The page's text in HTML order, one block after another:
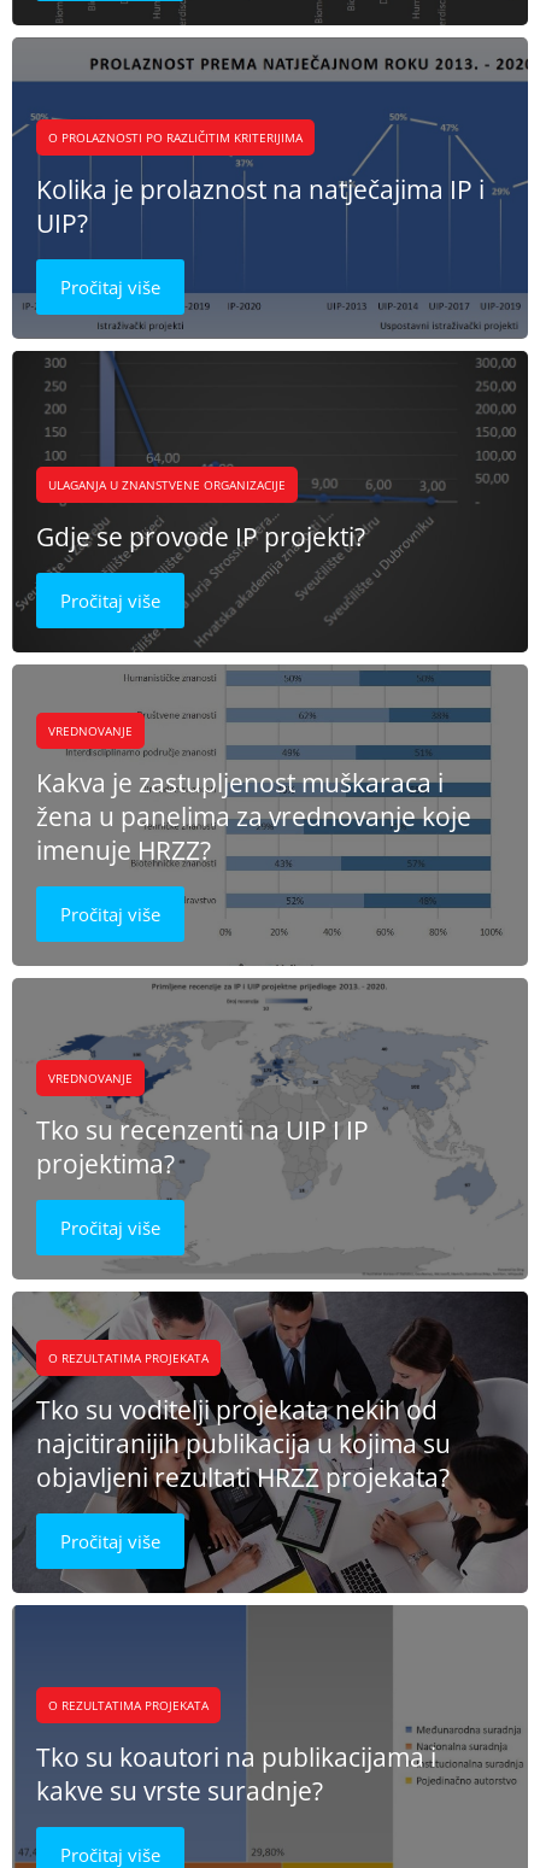
O PROLAZNOSTI PO RAZLIČITIM KRITERIJIMA
Kolika je prolaznost na natječajima IP i
UIP?
Pročitaj više
ULAGANJA U ZNANSTVENE ORGANIZACIJE
Gdje se provode IP projekti?
Pročitaj više
VREDNOVANJE
Kakva je zastupljenost muškaraca i
žena u panelima za vrednovanje koje
imenuje HRZZ?
Pročitaj više
VREDNOVANJE
Tko su recenzenti na UIP I IP
projektima?
Pročitaj više
O REZULTATIMA PROJEKATA
Tko su voditelji projekata nekih od
najcitiranijih publikacija u kojima su
objavljeni rezultati HRZZ projekata?
Pročitaj više
O REZULTATIMA PROJEKATA
Tko su koautori na publikacijama i
kakve su vrste suradnje?
Pročitaj više